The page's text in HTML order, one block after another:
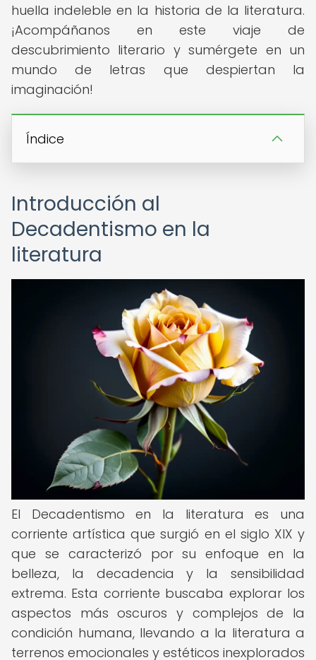
huella indeleble en la historia de la literatura.
¡Acompáñanos en este viaje de
descubrimiento literario y sumérgete en un
mundo de letras que despiertan la
imaginación!
Índice
Introducción al
Decadentismo en la
literatura
El Decadentismo en la literatura es una
corriente artística que surgió en el siglo XIX y
que se caracterizó por su enfoque en la
belleza, la decadencia y la sensibilidad
extrema. Esta corriente buscaba explorar los
aspectos más oscuros y complejos de la
condición humana, llevando a la literatura a
terrenos emocionales y estéticos inexplorados